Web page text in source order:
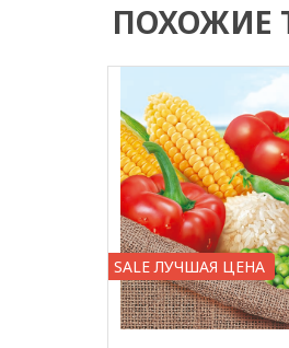
ПОХОЖИЕ
SALE ЛУЧШАЯ ЦЕНА